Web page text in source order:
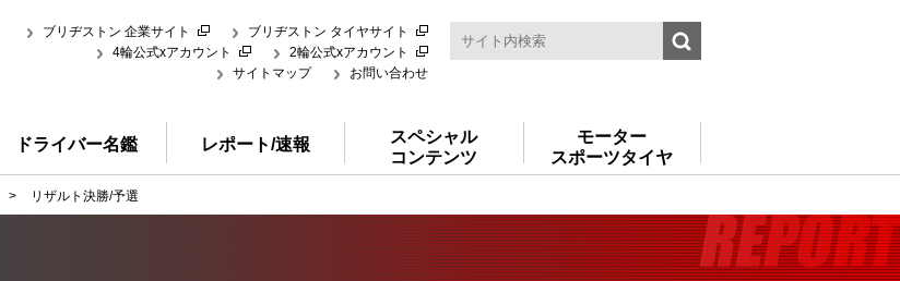
ブリヂストン 企業サイト
ブリヂストン タイヤサイト
4輪公式xアカウント
2輪公式xアカウント
サイトマップ
お問い合わせ
ドライバー名鑑 レポート/速報
スペシャル
コンテンツ
モーター
スポーツタイヤ
> リザルト決勝/予選